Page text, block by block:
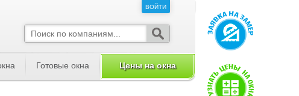
ВОЙТИ
Готовые окна Цены на окна
ВОЙТИ